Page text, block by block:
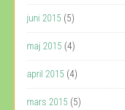
juni 2015 (5)
maj 2015 (4)
april 2015 (4)
mars 2015 (5)